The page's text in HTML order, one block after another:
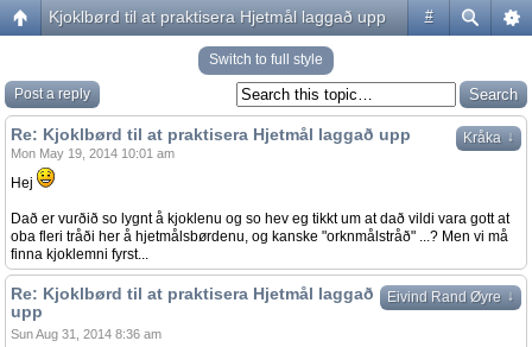
#
Kjoklbørd til at praktisera Hjetmål laggað upp
Switch to full style
Post a reply
Kråka ↓
Re: Kjoklbørd til at praktisera Hjetmål laggað upp
Mon May 19, 2014 10:01 am
Hej
Dað er vurðið so lygnt å kjoklenu og so hev eg tikkt um at dað vildi vara gott at
oba fleri tråði her å hjetmålsbørdenu, og kanske "orknmålstråð" ...? Men vi må
finna kjoklemni fyrst...
Eivind Rand Øyre ↓
Re: Kjoklbørd til at praktisera Hjetmål laggað
upp
Sun Aug 31, 2014 8:36 am